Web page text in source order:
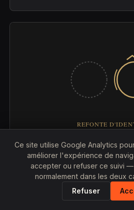
25 JUILLET 2026
Combien coûte la refonte
identité visuelle ?
Prix, étapes et facteurs qui font
Ce site utilise Google Analytics
améliorer l'expérience de
accepter ou refuser ce suivi
normalement dans les deux
Refuser